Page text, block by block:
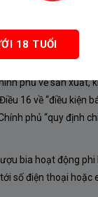
phủ về sản xuất,
16 về “điều kiện
phủ “quy định
bia hoạt động phi
số điện thoại hoặc
18 TUỔI